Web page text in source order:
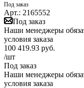
Под заказ
Арт.: 2165552
Под заказ
Наши менеджеры
условия заказа
100 419.93 руб.
/шт
Под заказ
Наши менеджеры
условия заказа